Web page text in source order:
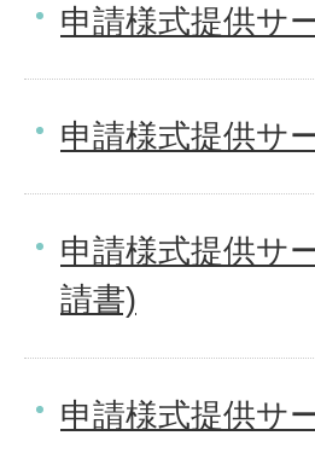
申請様式提供サ
申請様式提供サ
申請様式提供サ
請書)
申請様式提供サ